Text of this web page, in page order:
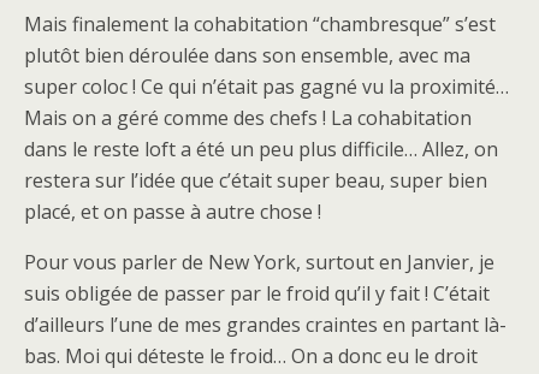
Mais finalement la cohabitation “chambresque” s’est
plutôt bien déroulée dans son ensemble, avec ma
super coloc ! Ce qui n’était pas gagné vu la proximité…
Mais on a géré comme des chefs ! La cohabitation
dans le reste loft a été un peu plus difficile… Allez, on
restera sur l’idée que c’était super beau, super bien
placé, et on passe à autre chose !
Pour vous parler de New York, surtout en Janvier, je
suis obligée de passer par le froid qu’il y fait ! C’était
d’ailleurs l’une de mes grandes craintes en partant là-
bas. Moi qui déteste le froid… On a donc eu le droit